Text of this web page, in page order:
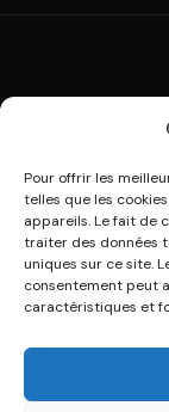
Pour offrir les
telles que les
appareils. Le fait de
traiter des données
uniques sur ce site.
consentement peut
caractéristiques et
A31V / SOWPROG ·
RESSOURCES